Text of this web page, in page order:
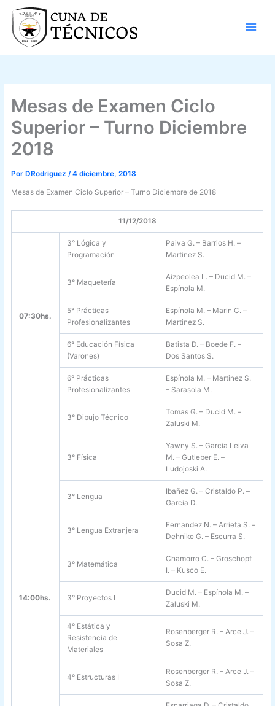
contenido
Mesas de Examen Ciclo
Superior – Turno Diciembre
2018
Por DRodriguez/4 diciembre, 2018
Mesas de Examen Ciclo Superior – Turno Diciembre de 2018
11/12/2018
07:30hs.
3° Lógica y
Programación
Paiva G. – Barrios H. –
Martinez S.
3° Maquetería
Aizpeolea L. – Ducid M. –
Espínola M.
5° Prácticas
Profesionalizantes
Espínola M. – Marin C. –
Martinez S.
6° Educación Física
(Varones)
Batista D. – Boede F. –
Dos Santos S.
6° Prácticas
Profesionalizantes
Espínola M. – Martinez S.
– Sarasola M.
14:00hs.
3° Dibujo Técnico
Tomas G. – Ducid M. –
Zaluski M.
3° Física
Yawny S. – Garcia Leiva
M. – Gutleber E. –
Ludojoski A.
3° Lengua
Ibañez G. – Cristaldo P. –
Garcia D.
3° Lengua Extranjera
Fernandez N. – Arrieta S. –
Dehnike G. – Escurra S.
3° Matemática
Chamorro C. – Groschopf
I. – Kusco E.
3° Proyectos I
Ducid M. – Espínola M. –
Zaluski M.
4° Estática y
Resistencia de
Materiales
Rosenberger R. – Arce J. –
Sosa Z.
4° Estructuras I
Rosenberger R. – Arce J. –
Sosa Z.